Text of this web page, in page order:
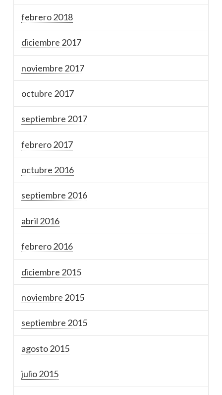
febrero 2018
diciembre 2017
noviembre 2017
octubre 2017
septiembre 2017
febrero 2017
octubre 2016
septiembre 2016
abril 2016
febrero 2016
diciembre 2015
noviembre 2015
septiembre 2015
agosto 2015
julio 2015